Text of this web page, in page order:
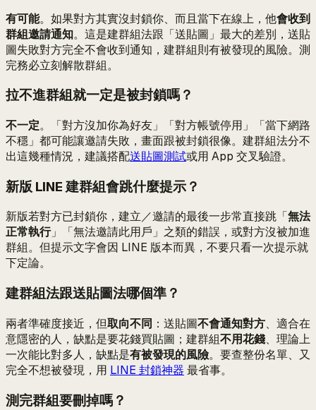
有可能。如果對方其實沒封鎖你、而且當下在線上，他會收到
群組邀請通知。這是建群組法跟「送貼圖」最大的差別，送貼
圖失敗對方完全不會收到通知，建群組則有被發現的風險。測
完務必立刻解散群組。
拉不進群組就一定是被封鎖嗎？
不一定。「對方沒加你為好友」「對方帳號停用」「當下網路
不穩」都可能讓邀請失敗，畫面跟被封鎖很像。建群組法分不
出這幾種情況，建議搭配送貼圖測試或用 App 交叉驗證。
新版 LINE 建群組會跳什麼提示？
新版若對方已封鎖你，建立／邀請的最後一步常直接跳「無法
正常執行」「無法邀請此用戶」之類的錯誤，或對方沒被加進
群組。但提示文字會因 LINE 版本而異，不要只看一次提示就
下定論。
建群組法跟送貼圖法哪個準？
兩者準確度接近，但取向不同 ：送貼圖不會通知對方、適合在
意隱密的人，缺點是要花錢買貼圖；建群組不用花錢、理論上
一次能比對多人，缺點是有被發現的風險。要查整份名單、又
完全不想被發現，用 LINE 封鎖神器 最省事。
測完群組要刪掉嗎？